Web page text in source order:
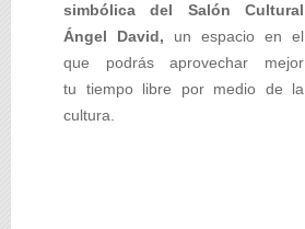
simbólica del Salón Cultural
Ángel David, un espacio en el
que podrás aprovechar mejor
tu tiempo libre por medio de la
cultura.